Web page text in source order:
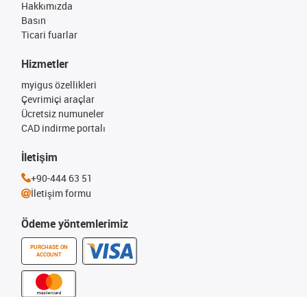
Hakkımızda
Basın
Ticari fuarlar
Ödeme yöntemlerimiz
PURCHASE ON
ACCOUNT
Hizmetler
myigus özellikleri
Çevrimiçi araçlar
Ücretsiz numuneler
CAD indirme portalı
İletişim
+90-444 63 51
İletişim formu